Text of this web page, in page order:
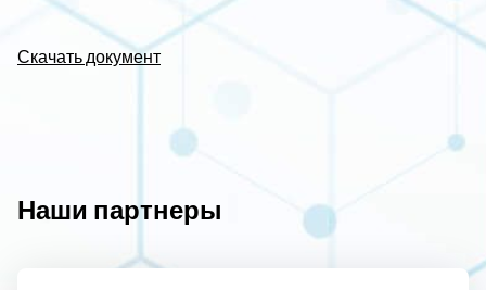
Скачать документ
Наши партнеры